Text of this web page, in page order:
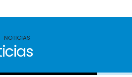
NOTICIAS